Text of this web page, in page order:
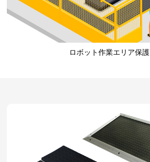
ロボット作業エリア保護